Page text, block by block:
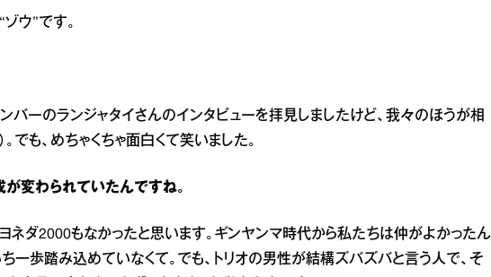
ウ”です。
バーのランジャタイさんのインタビューを拝見しましたけど、我々のほうが相
でも、めちゃくちゃ面白くて笑いました。
が変わられていたんですね。
ヨネダ2000もなかったと思います。ギンヤンマ時代から私たちは仲がよかったん
一歩踏み込めていなくて。でも、トリオの男性が結構ズバズバと言う人で、そ